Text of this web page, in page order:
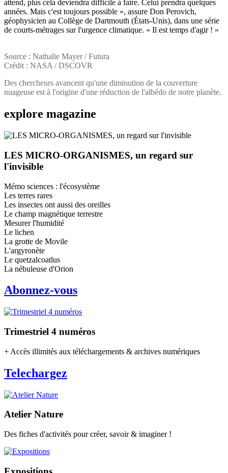
attend, plus cela deviendra difficile à faire. Celui prendra quelques
années. Mais c'est toujours possible », assure Don Perovich,
géophysicien au Collège de Dartmouth (États-Unis), dans une série
de courts-métrages sur l'urgence climatique. « Il est temps d'agir ! »
Source : Nathalie Mayer / Futura
Crédit : NASA / DSCOVR
Des chercheurs avancent qu'une diminution de la couverture
nuageuse est à l'origine d'une réduction de l'albédo de notre planète.
explore magazine
LES MICRO-ORGANISMES, un regard sur
l'invisible
Mémo sciences : l'écosystème
Les terres rares
Les insectes ont aussi des oreilles
Le champ magnétique terrestre
Mesurer l'humidité
Le lichen
La grotte de Movile
L'argyronète
Le quetzalcoatlus
La nébuleuse d'Orion
Abonnez-vous
Trimestriel 4 numéros
+ Accès illimités aux téléchargements & archives numériques
Telechargez
Atelier Nature
Des fiches d'activités pour créer, savoir & imaginer !